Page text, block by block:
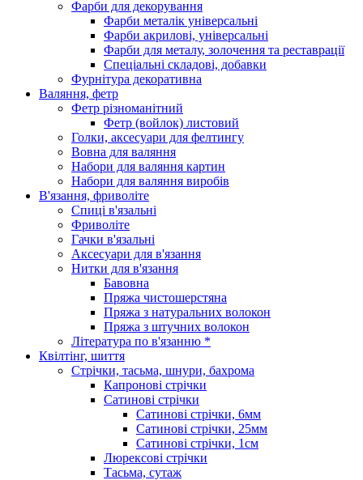
Фарби для декорування
Фарби металік універсальні
Фарби акрилові, універсальні
Фарби для металу, золочення та реставрації
Спеціальні складові, добавки
Фурнітура декоративна
Валяння, фетр
Фетр різноманітний
Фетр (войлок) листовий
Голки, аксесуари для фелтингу
Вовна для валяння
Набори для валяння картин
Набори для валяння виробів
В'язання, фриволіте
Спиці в'язальні
Фриволіте
Гачки в'язальні
Аксесуари для в'язання
Нитки для в'язання
Бавовна
Пряжа чистошерстяна
Пряжа з натуральних волокон
Пряжа з штучних волокон
Література по в'язанню *
Квілтінг, шиття
Стрічки, тасьма, шнури, бахрома
Капронові стрічки
Сатинові стрічки
Сатинові стрічки, 6мм
Сатинові стрічки, 25мм
Сатинові стрічки, 1см
Люрексові стрічки
Тасьма, сутаж